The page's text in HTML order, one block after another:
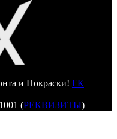
и Покраски! ГК
(РЕКВИЗИТЫ)